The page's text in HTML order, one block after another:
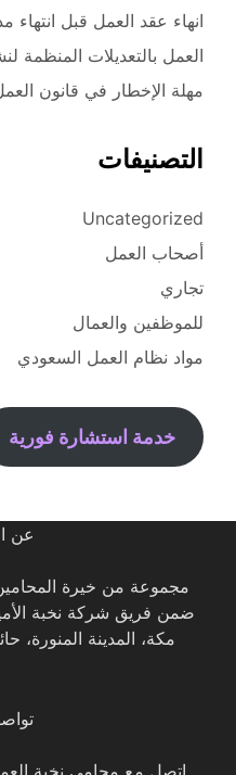
انهاء عقد العمل قبل انتهاء
العمل بالتعديلات المنظمة
مهلة الإخطار في قانون
التصنيفات
Uncategorized
أصحاب العمل
تجاري
للموظفين والعمال
مواد نظام العمل السعودي
خدمة استشارة فورية
عن
مجموعة من خيرة المحامين
ضمن فريق شركة نخبة
مكة، المدينة المنورة،